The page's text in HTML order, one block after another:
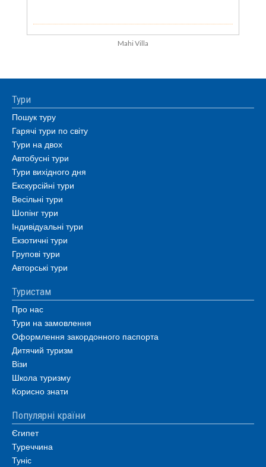
Mahi Villa
Тури
Пошук туру
Гарячі тури по світу
Тури на двох
Автобусні тури
Тури вихідного дня
Екскурсійні тури
Весільні тури
Шопінг тури
Індивідуальні тури
Екзотичні тури
Групові тури
Авторські тури
Туристам
Про нас
Тури на замовлення
Оформлення закордонного паспорта
Дитячий туризм
Візи
Школа туризму
Корисно знати
Популярні країни
Єгипет
Туреччина
Туніс